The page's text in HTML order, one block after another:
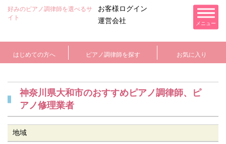
好みのピアノ調律師を選べるサ
イト
お客様ログイン
運営会社
メニュー
はじめての方へ ピアノ調律師を探す お気に入り
神奈川県大和市のおすすめピアノ調律師、ピ
アノ修理業者
地域